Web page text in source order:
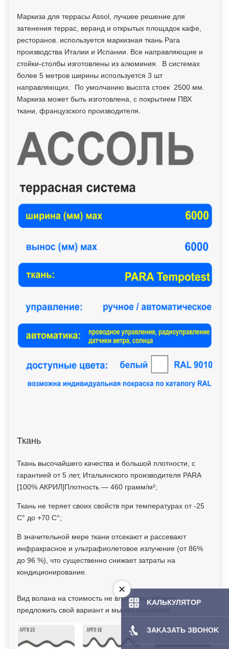
Маркиза для террасы Assol, лучшее решение для
затенения террас, веранд и открытых площадок кафе,
ресторанов. используется маркизная ткань Para
производства Италии и Испании. Все направляющие и
стойки-столбы изготовлены из алюминия. В системах
более 5 метров ширины используется 3 шт
направляющих. По умолчанию высота стоек 2500 мм.
Маркиза может быть изготовлена, с покрытием ПВХ
ткани, французского производителя.
Ткань
Ткань высочайшего качества и большой плотности, с
гарантией от 5 лет, Итальянского производителя PARA
[100% АКРИЛ]Плотность — 460 грамм/м²;
Ткань не теряет своих свойств при температурах от -25
С° до +70 С°;
В значительной мере ткани отсекают и рассевают
инфракрасное и ультрафиолетовое излучение (от 86%
до 96 %), что существенно снижает затраты на
кондиционирование.
Вид волана на стоимость не влияет, вы можете
предложить свой вариант и мы его изготовим.
KAЛЬКУЛЯТOP
ЗAKAЗATЬ ЗBOHOK